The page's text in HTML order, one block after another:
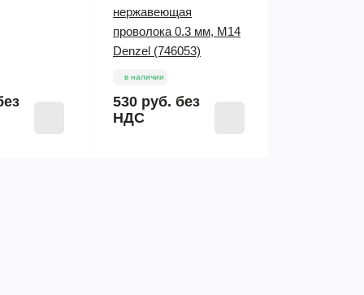
нержавеющая
проволока 0.3 мм, М14
Denzel (746053)
в наличии
530 руб. без
НДС